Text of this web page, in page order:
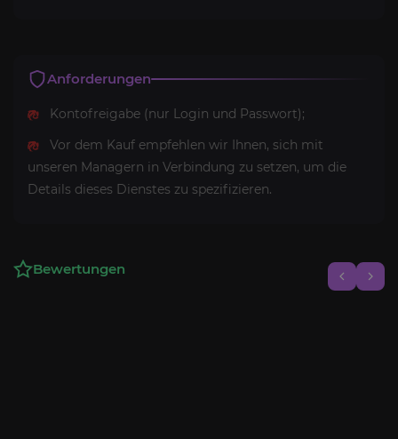
Anforderungen
Kontofreigabe (nur Login und Passwort);
Vor dem Kauf empfehlen wir Ihnen, sich mit
unseren Managern in Verbindung zu setzen, um die
Details dieses Dienstes zu spezifizieren.
Bewertungen